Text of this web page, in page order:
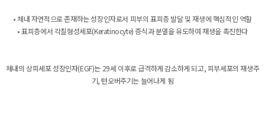
• 체내 자연적으로 존재하는 성장인자로서 피부의 표피층 발달 및 재생에 핵심적인 역할
• 표피층에서 각질형성세포(Keratinocyte) 증식과 분열을 유도하여 재생을 촉진한다
체내의 상피세포 성장인자(EGF)는 29세 이후로 급격하게 감소하게 되고, 피부세포의 재생주
기, 턴오버주기는 늘어나게 됨